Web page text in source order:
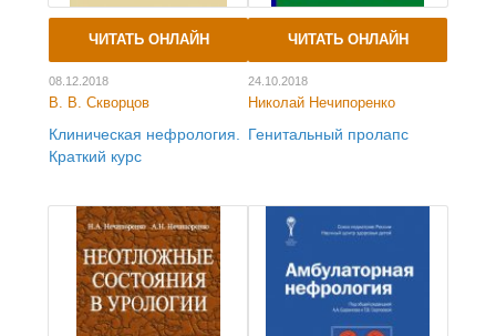
ЧИТАТЬ ОНЛАЙН
08.12.2018
В. В. Скворцов
Клиническая нефрология.
Краткий курс
ЧИТАТЬ ОНЛАЙН
24.10.2018
Николай Нечипоренко
Генитальный пролапс